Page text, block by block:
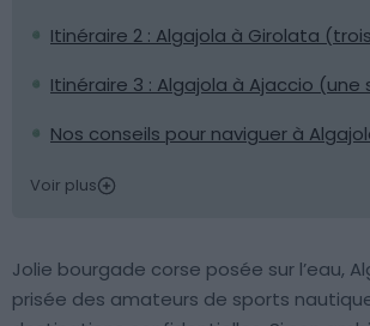
Itinéraire 2 : Algajola à Girolata
Itinéraire 3 : Algajola à Ajaccio (une
Nos conseils pour naviguer à
Voir plus
Jolie bourgade corse posée sur l’eau,
prisée des amateurs de sports